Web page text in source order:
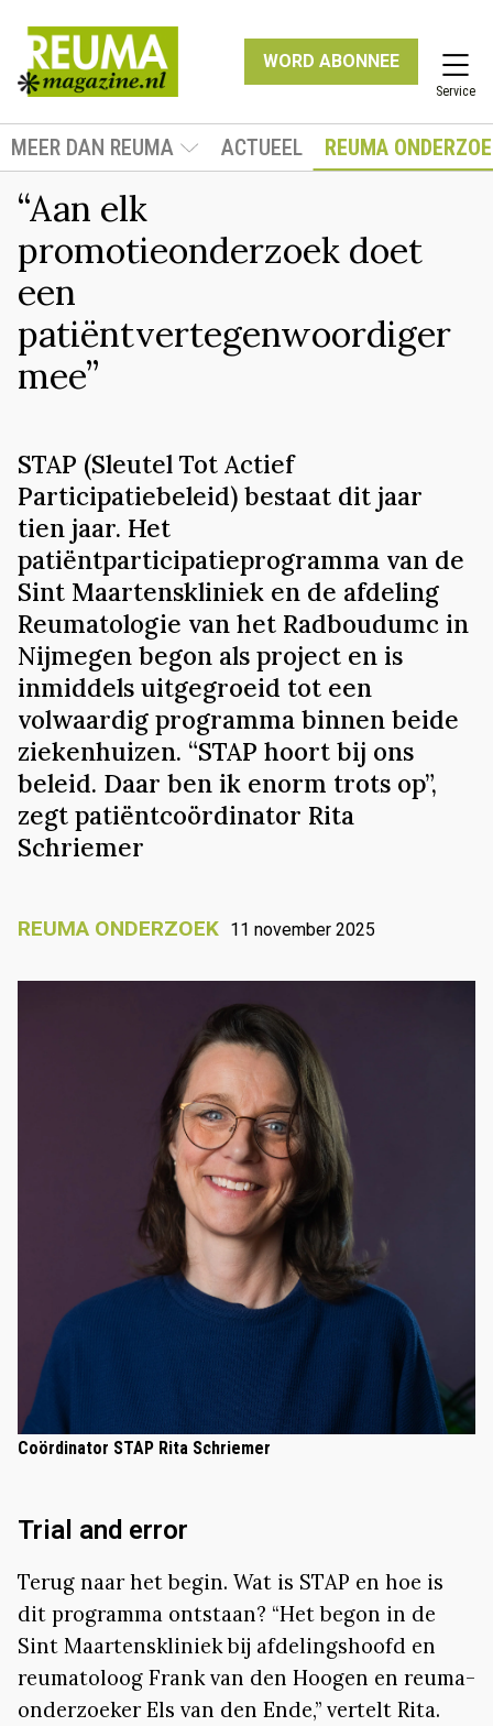
WORD ABONNEE
Service
MEER DAN REUMA ACTUEEL REUMA
“Aan elk
promotieonderzoek doet
een
patiëntvertegenwoordiger
mee”
STAP (Sleutel Tot Actief
Participatiebeleid) bestaat dit jaar
tien jaar. Het
patiëntparticipatieprogramma van de
Sint Maartenskliniek en de afdeling
Reumatologie van het Radboudumc in
Nijmegen begon als project en is
inmiddels uitgegroeid tot een
volwaardig programma binnen beide
ziekenhuizen. “STAP hoort bij ons
beleid. Daar ben ik enorm trots op”,
zegt patiëntcoördinator Rita
Schriemer
REUMA ONDERZOEK 11 november 2025
Coördinator STAP Rita Schriemer
Trial and error
Terug naar het begin. Wat is STAP en hoe is
dit programma ontstaan? “Het begon in de
Sint Maartenskliniek bij afdelingshoofd en
reumatoloog Frank van den Hoogen en reuma-
onderzoeker Els van den Ende,” vertelt Rita.